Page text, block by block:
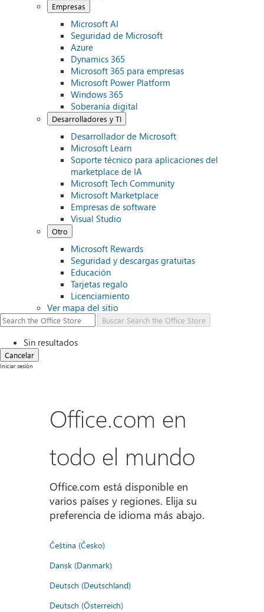
Empresas
Microsoft AI
Seguridad de Microsoft
Azure
Dynamics 365
Microsoft 365 para empresas
Microsoft Power Platform
Windows 365
Soberanía digital
Desarrolladores y TI
Desarrollador de Microsoft
Microsoft Learn
Soporte técnico para aplicaciones del
marketplace de IA
Microsoft Tech Community
Microsoft Marketplace
Empresas de software
Visual Studio
Otro
Microsoft Rewards
Seguridad y descargas gratuitas
Educación
Tarjetas regalo
Licenciamiento
Ver mapa del sitio
Buscar Search the Office Store
Sin resultados
Cancelar
Iniciar sesión
Office.com en
todo el mundo
Office.com está disponible en
varios países y regiones. Elija su
preferencia de idioma más abajo.
Čeština (Česko)
Dansk (Danmark)
Deutsch (Deutschland)
Deutsch (Österreich)